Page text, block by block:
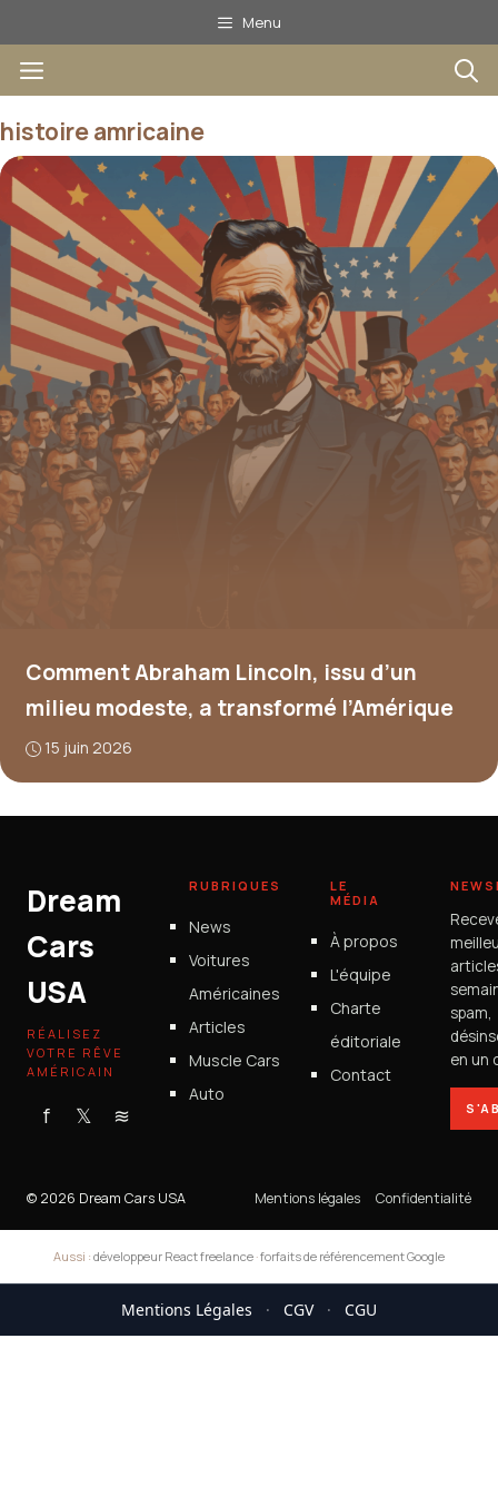
au
contenu
Menu
Menu
histoire amricaine
Comment Abraham Lincoln, issu d’un
milieu modeste, a transformé l’Amérique
15 juin 2026
Dream
Cars
USA
RÉALISEZ
VOTRE RÊVE
AMÉRICAIN
f 𝕏 ≋
RUBRIQUES
News
Voitures
Américaines
Articles
Muscle Cars
Auto
LE
MÉDIA
À propos
L'équipe
Charte
éditoriale
Contact
spam,
en un
© 2026 Dream Cars USA Mentions légales Confidentialité
Aussi : développeur React freelance ·forfaits de référencement Google
Mentions Légales · CGV · CGU